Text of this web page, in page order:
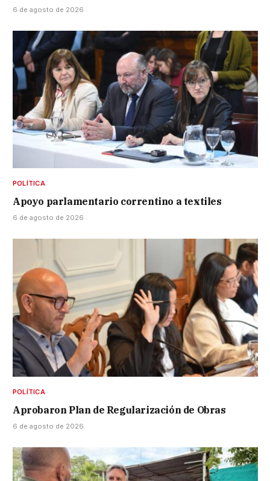
6 de agosto de 2026
POLÍTICA
Apoyo parlamentario correntino a textiles
6 de agosto de 2026
POLÍTICA
Aprobaron Plan de Regularización de Obras
6 de agosto de 2026